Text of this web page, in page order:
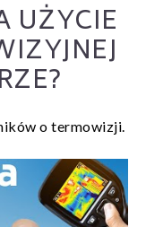
UŻYCIE
o termowizji.